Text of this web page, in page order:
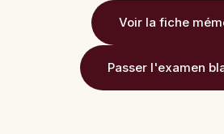
Voir la fiche
Passer l'examen